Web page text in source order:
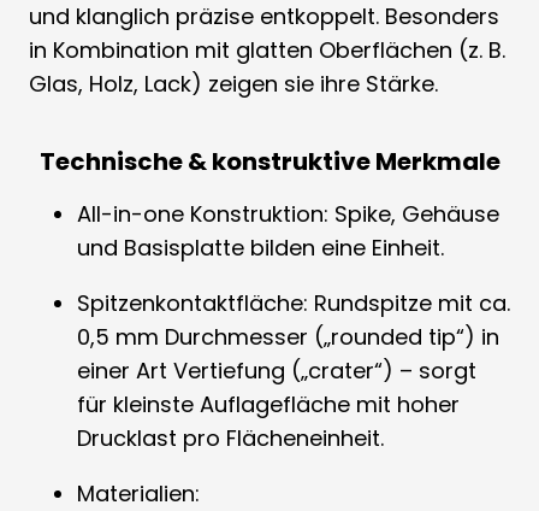
und klanglich präzise entkoppelt. Besonders
in Kombination mit glatten Oberflächen (z. B.
Glas, Holz, Lack) zeigen sie ihre Stärke.
Technische & konstruktive Merkmale
All-in-one Konstruktion: Spike, Gehäuse
und Basisplatte bilden eine Einheit.
Spitzenkontaktfläche: Rundspitze mit ca.
0,5 mm Durchmesser („rounded tip“) in
einer Art Vertiefung („crater“) – sorgt
für kleinste Auflagefläche mit hoher
Drucklast pro Flächeneinheit.
Materialien: